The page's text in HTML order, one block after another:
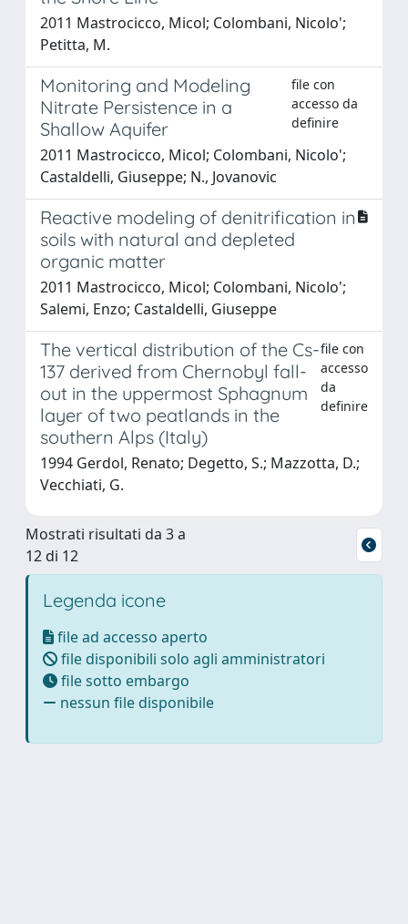
2011 Mastrocicco, Micol; Colombani, Nicolo';
Petitta, M.
Monitoring and Modeling
Nitrate Persistence in a
Shallow Aquifer
file con
accesso da
definire
2011 Mastrocicco, Micol; Colombani, Nicolo';
Castaldelli, Giuseppe; N., Jovanovic
Reactive modeling of denitrification in
soils with natural and depleted
organic matter
2011 Mastrocicco, Micol; Colombani, Nicolo';
Salemi, Enzo; Castaldelli, Giuseppe
The vertical distribution of the Cs-
137 derived from Chernobyl fall-
out in the uppermost Sphagnum
layer of two peatlands in the
southern Alps (Italy)
file con
accesso
da
definire
1994 Gerdol, Renato; Degetto, S.; Mazzotta, D.;
Vecchiati, G.
Mostrati risultati da 3 a
12 di 12
Legenda icone
file ad accesso aperto
file disponibili solo agli amministratori
file sotto embargo
nessun file disponibile